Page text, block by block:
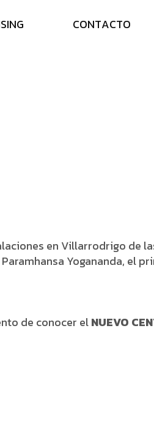
SING CONTACTO
en Villarrodrigo de
Yogananda, el
de conocer elNUEVO